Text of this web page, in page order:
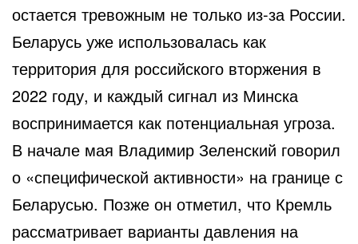
остается тревожным не только из-за России.
Беларусь уже использовалась как
территория для российского вторжения в
2022 году, и каждый сигнал из Минска
воспринимается как потенциальная угроза.
В начале мая Владимир Зеленский говорил
о «специфической активности» на границе с
Беларусью. Позже он отметил, что Кремль
рассматривает варианты давления на